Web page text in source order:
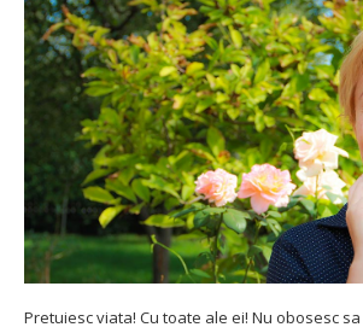
Pretuiesc viata! Cu toate ale ei! Nu obosesc